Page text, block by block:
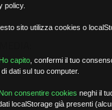
policy.
sito utilizza cookies o
Ho capito,confermi il tuo
dati sul tuo computer.
Non consentire cookies neghi il
localStorage già presenti